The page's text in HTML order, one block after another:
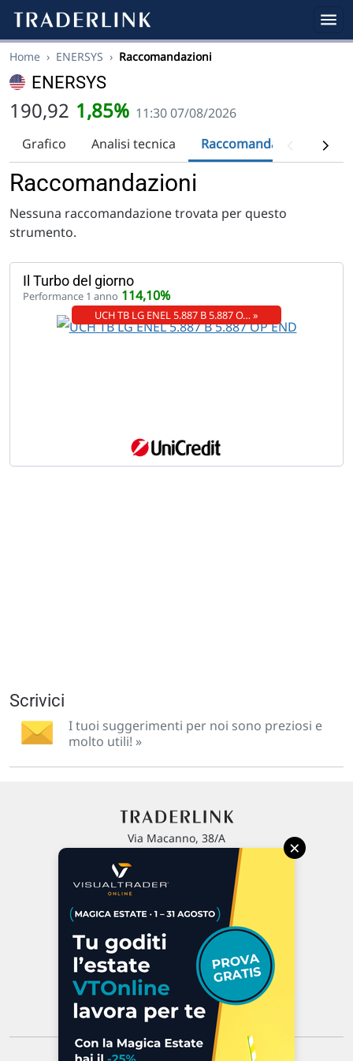
Home › ENERSYS › Raccomandazioni
ENERSYS
190,92 1,85% 11:30 07/08/2026
Grafico
Analisi tecnica Raccomandazioni
Raccomandazioni
Nessuna raccomandazione trovata per questo
strumento.
Il Turbo del giorno
Performance 1 anno 114,10%
UCH TB LG ENEL 5.887 B 5.887 O… »
Scrivici
I tuoi suggerimenti per noi sono preziosi e
molto utili! »
Via Macanno, 38/A
P.IVA 02 452 460 401
Chi siamo
Commenti e segnalazioni
Contattaci
×